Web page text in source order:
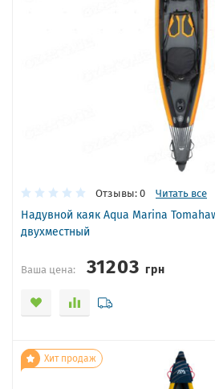
Отзывы: 0 Читать все
Надувной каяк Aqua Marina
двухместный
Ваша цена: 31203грн
Хит продаж